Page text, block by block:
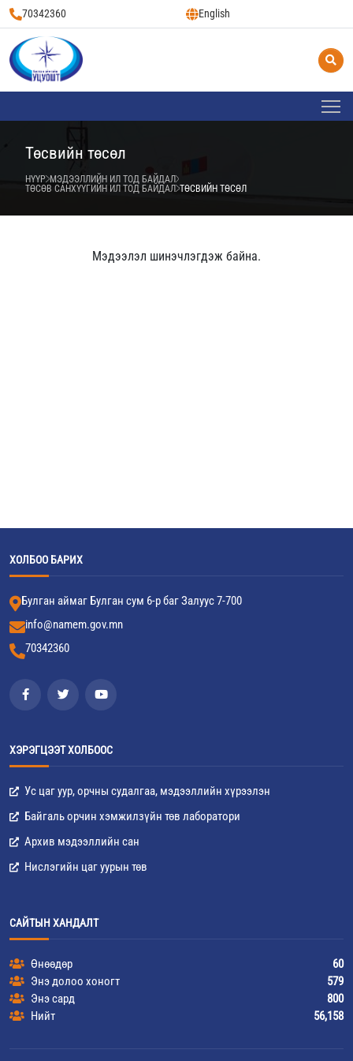
70342360 English
Төсвийн төсөл
НҮҮР МЭДЭЭЛЛИЙН ИЛ ТОД БАЙДАЛ
ТӨСӨВ САНХҮҮГИЙН ИЛ ТОД БАЙДАЛ ТӨСВИЙН ТӨСӨЛ
Мэдээлэл шинэчлэгдэж байна.
ХОЛБОО БАРИХ
Булган аймаг Булган сум 6-р баг Залуус 7-700
info@namem.gov.mn
70342360
ХЭРЭГЦЭЭТ ХОЛБООС
Ус цаг уур, орчны судалгаа, мэдээллийн хүрээлэн
Байгаль орчин хэмжилзүйн төв лаборатори
Архив мэдээллийн сан
Нислэгийн цаг уурын төв
САЙТЫН ХАНДАЛТ
Өнөөдөр
60
Энэ долоо хоногт
579
Энэ сард
800
Нийт
56,158